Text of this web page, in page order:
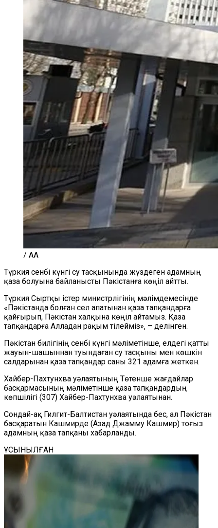
/ AA
Түркия сенбі күнгі су тасқынында жүздеген адамның
қаза болуына байланысты Пәкістанға көңіл айтты.
Түркия Сыртқы істер министрлігінің мәлімдемесінде
«Пәкістанда болған сел апатынан қаза тапқандарға
қайғырып, Пәкістан халқына көңіл айтамыз. Қаза
тапқандарға Алладан рақым тілейміз», – делінген.
Пәкістан билігінің сенбі күнгі мәліметінше, елдегі қатты
жауын-шашыннан туындаған су тасқыны мен көшкін
салдарынан қаза тапқандар саны 321 адамға жеткен.
Хайбер-Пахтунхва уәлаятының Төтенше жағдайлар
басқармасының мәліметінше қаза тапқандардың
көпшілігі (307) Хайбер-Пахтунхва уәлаятынан.
Сондай-ақ Гилгит-Балтистан уәлаятында бес, ал Пәкістан
басқаратын Кашмирде (Азад Джамму Кашмир) тоғыз
адамның қаза тапқаны хабарланды.
ҰСЫНЫЛҒАН